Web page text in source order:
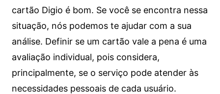
cartão Digio é bom. Se você se encontra nessa
situação, nós podemos te ajudar com a sua
análise. Definir se um cartão vale a pena é uma
avaliação individual, pois considera,
principalmente, se o serviço pode atender às
necessidades pessoais de cada usuário.